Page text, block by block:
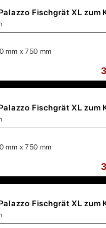
Fischgrät XL zum
mm x 750 mm
Fischgrät XL zum
mm x 750 mm
Fischgrät XL zum